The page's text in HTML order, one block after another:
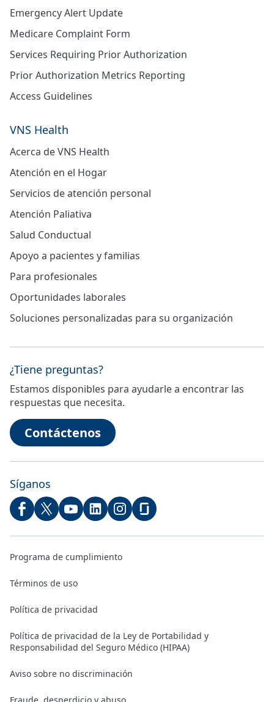
Emergency Alert Update
Medicare Complaint Form
Services Requiring Prior Authorization
Prior Authorization Metrics Reporting
Access Guidelines
VNS Health
Acerca de VNS Health
Atención en el Hogar
Servicios de atención personal
Atención Paliativa
Salud Conductual
Apoyo a pacientes y familias
Para profesionales
Oportunidades laborales
Soluciones personalizadas para su organización
¿Tiene preguntas?
Estamos disponibles para ayudarle a encontrar las
respuestas que necesita.
Contáctenos
Síganos
Programa de cumplimiento
Términos de uso
Política de privacidad
Política de privacidad de la Ley de Portabilidad y
Responsabilidad del Seguro Médico (HIPAA)
Aviso sobre no discriminación